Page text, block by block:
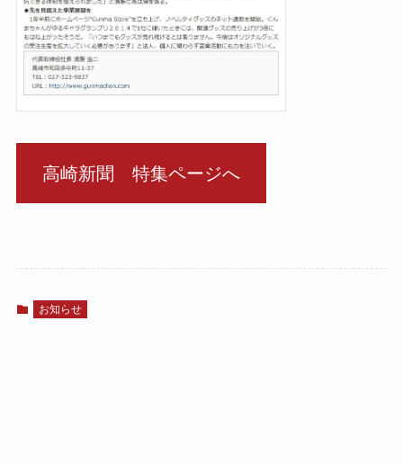
高崎新聞 特集ページへ
お知らせ